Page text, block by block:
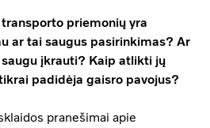
priemonių yra
ar tai saugus pasirinkimas? Ar
įkrauti? Kaip atlikti jų
padidėja gaisro pavojus?
pranešimai apie